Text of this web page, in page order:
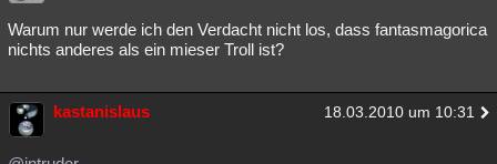
Warum nur werde ich den Verdacht nicht los, dass fantasmagorica
nichts anderes als ein mieser Troll ist?
kastanislaus 18.03.2010 um 10:31